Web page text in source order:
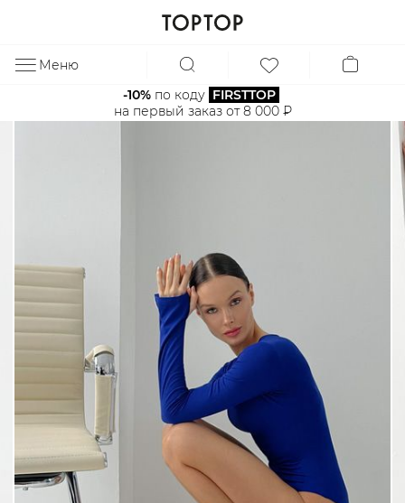
Меню
-10% по коду FIRSTTOP
на первый заказ от 8 000 ₽